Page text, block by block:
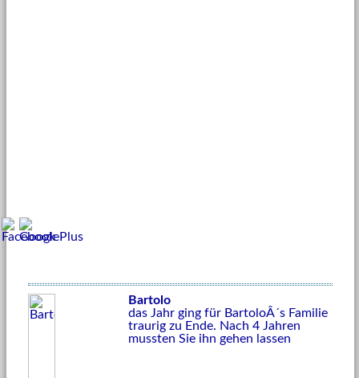
Bartolo
das Jahr ging für BartoloÂ´s Familie
traurig zu Ende. Nach 4 Jahren
mussten Sie ihn gehen lassen